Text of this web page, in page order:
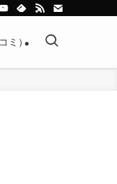
ミ）